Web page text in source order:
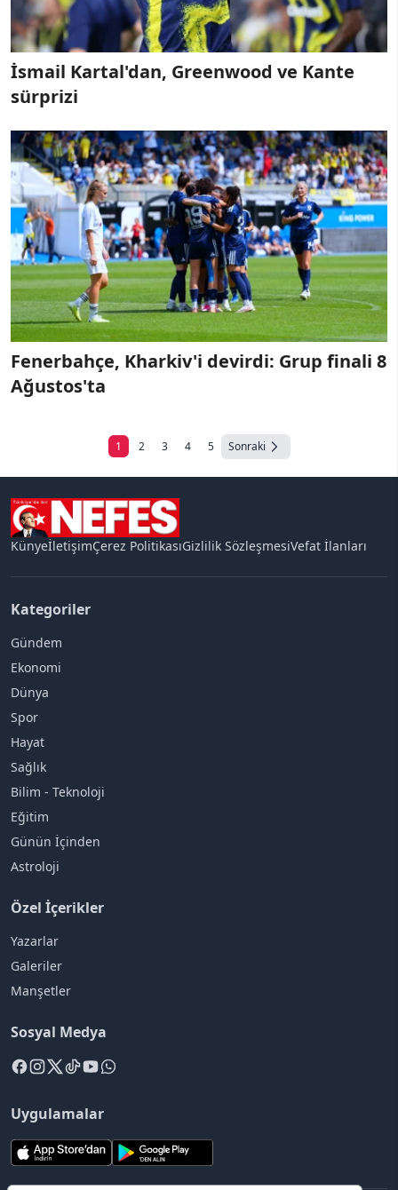
İsmail Kartal'dan, Greenwood ve Kante
sürprizi
Fenerbahçe, Kharkiv'i devirdi: Grup finali 8
Ağustos'ta
1 2 3 4 5 Sonraki
KünyeİletişimÇerez PolitikasıGizlilik SözleşmesiVefat İlanları
Kategoriler
Gündem
Ekonomi
Dünya
Spor
Hayat
Sağlık
Bilim - Teknoloji
Eğitim
Günün İçinden
Astroloji
Özel İçerikler
Yazarlar
Galeriler
Manşetler
Sosyal Medya
Uygulamalar